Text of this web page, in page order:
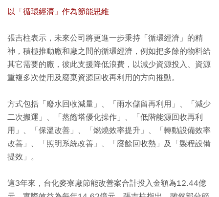
以「循環經濟」作為節能思維
張吉柱表示，未來公司將更進一步秉持「循環經濟」的精
神，積極推動廠和廠之間的循環經濟，例如把多餘的物料給
其它需要的廠，彼此支援降低浪費，以減少資源投入、資源
重複多次使用及廢棄資源回收再利用的方向推動。
方式包括「廢水回收減量」、「雨水儲留再利用」、「減少
二次搬運」、「蒸餾塔優化操作」、「低階能源回收再利
用」、「保溫改善」、「燃燒效率提升」、「轉動設備效率
改善」、「照明系統改善」、「廢餘回收熱」及「製程設備
提效」。
這3年來，台化麥寮廠節能改善案合計投入金額為12.44億